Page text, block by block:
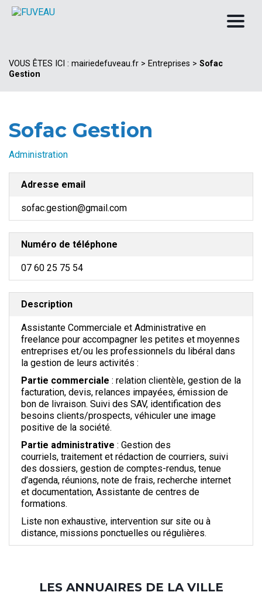
VOUS ÊTES ICI : mairiedefuveau.fr > Entreprises > Sofac
Gestion
Sofac Gestion
Administration
Adresse email
sofac.gestion@gmail.com
Numéro de téléphone
07 60 25 75 54
Description
Assistante Commerciale et Administrative en
freelance pour accompagner les petites et moyennes
entreprises et/ou les professionnels du libéral dans
la gestion de leurs activités :
Partie commerciale : relation clientèle, gestion de la
facturation, devis, relances impayées, émission de
bon de livraison. Suivi des SAV, identification des
besoins clients/prospects, véhiculer une image
positive de la société.
Partie administrative : Gestion des
courriels, traitement et rédaction de courriers, suivi
des dossiers, gestion de comptes-rendus, tenue
d’agenda, réunions, note de frais, recherche internet
et documentation, Assistante de centres de
formations.
Liste non exhaustive, intervention sur site ou à
distance, missions ponctuelles ou régulières.
LES ANNUAIRES DE LA VILLE